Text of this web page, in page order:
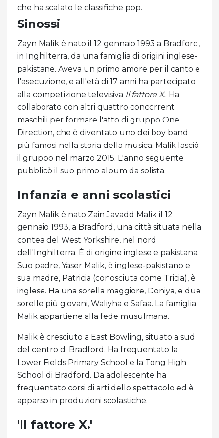
che ha scalato le classifiche pop.
Sinossi
Zayn Malik è nato il 12 gennaio 1993 a Bradford,
in Inghilterra, da una famiglia di origini inglese-
pakistane. Aveva un primo amore per il canto e
l'esecuzione, e all'età di 17 anni ha partecipato
alla competizione televisiva Il fattore X.. Ha
collaborato con altri quattro concorrenti
maschili per formare l'atto di gruppo One
Direction, che è diventato uno dei boy band
più famosi nella storia della musica. Malik lasciò
il gruppo nel marzo 2015. L'anno seguente
pubblicò il suo primo album da solista.
Infanzia e anni scolastici
Zayn Malik è nato Zain Javadd Malik il 12
gennaio 1993, a Bradford, una città situata nella
contea del West Yorkshire, nel nord
dell'Inghilterra. È di origine inglese e pakistana.
Suo padre, Yaser Malik, è inglese-pakistano e
sua madre, Patricia (conosciuta come Tricia), è
inglese. Ha una sorella maggiore, Doniya, e due
sorelle più giovani, Waliyha e Safaa. La famiglia
Malik appartiene alla fede musulmana.
Malik è cresciuto a East Bowling, situato a sud
del centro di Bradford. Ha frequentato la
Lower Fields Primary School e la Tong High
School di Bradford. Da adolescente ha
frequentato corsi di arti dello spettacolo ed è
apparso in produzioni scolastiche.
'Il fattore X.'